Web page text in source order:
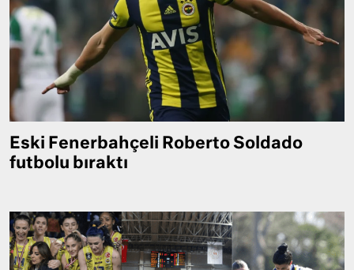
Eski Fenerbahçeli Roberto Soldado
futbolu bıraktı